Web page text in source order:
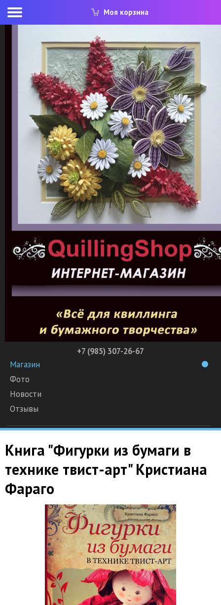
Моя корзина
+7 (985) 307-26-67
Магазин
Фото
Новости
Отзывы
Книга "Фигурки из бумаги в
технике твист-арт" Кристиана
Фараго